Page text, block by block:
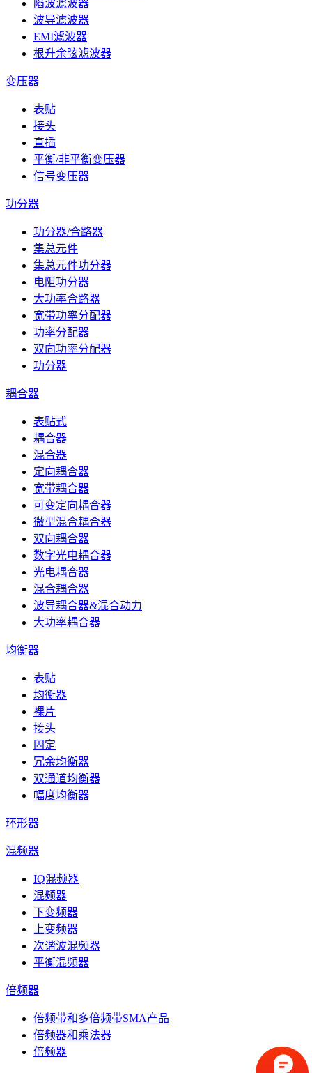
陷波滤波器
波导滤波器
EMI滤波器
根升余弦滤波器
变压器
表贴
接头
直插
平衡/非平衡变压器
信号变压器
功分器
功分器/合路器
集总元件
集总元件功分器
电阻功分器
大功率合路器
宽带功率分配器
功率分配器
双向功率分配器
功分器
耦合器
表贴式
耦合器
混合器
定向耦合器
宽带耦合器
可变定向耦合器
微型混合耦合器
双向耦合器
数字光电耦合器
光电耦合器
混合耦合器
波导耦合器&混合动力
大功率耦合器
均衡器
表贴
均衡器
裸片
接头
固定
冗余均衡器
双通道均衡器
幅度均衡器
环形器
混频器
IQ混频器
混频器
下变频器
上变频器
次谐波混频器
平衡混频器
倍频器
倍频带和多倍频带SMA产品
倍频器和乘法器
倍频器